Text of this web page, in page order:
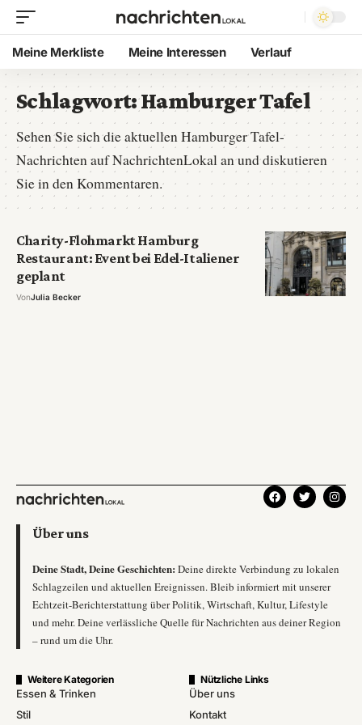
Meine Merkliste Meine Interessen Verlauf
Schlagwort:Hamburger Tafel
Sehen Sie sich die aktuellen Hamburger Tafel-
Nachrichten auf NachrichtenLokal an und diskutieren
Sie in den Kommentaren.
Charity-Flohmarkt Hamburg
Restaurant: Event bei Edel-Italiener
geplant
VonJulia Becker
Über uns
Deine Stadt, Deine Geschichten: Deine direkte Verbindung zu lokalen
Schlagzeilen und aktuellen Ereignissen. Bleib informiert mit unserer
Echtzeit-Berichterstattung über Politik, Wirtschaft, Kultur, Lifestyle
und mehr. Deine verlässliche Quelle für Nachrichten aus deiner Region
– rund um die Uhr.
Weitere Kategorien
Essen & Trinken
Stil
Nützliche Links
Über uns
Kontakt